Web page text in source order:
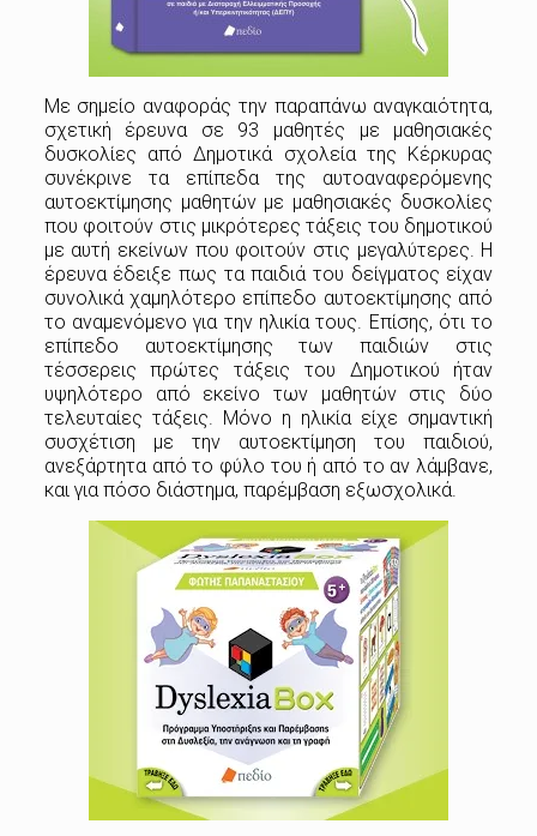
Με σημείο αναφοράς την παραπάνω αναγκαιότητα,
σχετική έρευνα σε 93 μαθητές με μαθησιακές
δυσκολίες από Δημοτικά σχολεία της Κέρκυρας
συνέκρινε τα επίπεδα της αυτοαναφερόμενης
αυτοεκτίμησης μαθητών με μαθησιακές δυσκολίες
που φοιτούν στις μικρότερες τάξεις του δημοτικού
με αυτή εκείνων που φοιτούν στις μεγαλύτερες. Η
έρευνα έδειξε πως τα παιδιά του δείγματος είχαν
συνολικά χαμηλότερο επίπεδο αυτοεκτίμησης από
το αναμενόμενο για την ηλικία τους. Επίσης, ότι το
επίπεδο αυτοεκτίμησης των παιδιών στις
τέσσερεις πρώτες τάξεις του Δημοτικού ήταν
υψηλότερο από εκείνο των μαθητών στις δύο
τελευταίες τάξεις. Μόνο η ηλικία είχε σημαντική
συσχέτιση με την αυτοεκτίμηση του παιδιού,
ανεξάρτητα από το φύλο του ή από το αν λάμβανε,
και για πόσο διάστημα, παρέμβαση εξωσχολικά.